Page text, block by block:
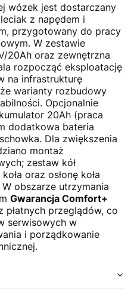
wózek jest dostarczany
z napędem i
przygotowany do pracy
W zestawie
20Ah oraz zewnętrzna
rozpocząć eksploatację
na infrastrukturę
warianty rozbudowy
Opcjonalnie
20Ah (praca
dodatkowa bateria
Dla zwiększenia
montaż
zestaw kół
oraz osłonę koła
obszarze utrzymania
Gwarancja Comfort+
płatnych przeglądów, co
serwisowych w
i porządkowanie